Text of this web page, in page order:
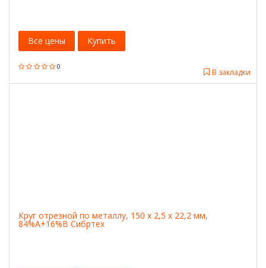
0
В закладки
Все цены Купить
Круг отрезной по металлу, 150 х 2,5 х 22,2 мм,
84%A+16%B Сибртех